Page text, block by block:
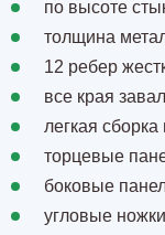
по высоте
толщина
12 ребер
все края
легкая
торцевые
боковые
угловые ножки